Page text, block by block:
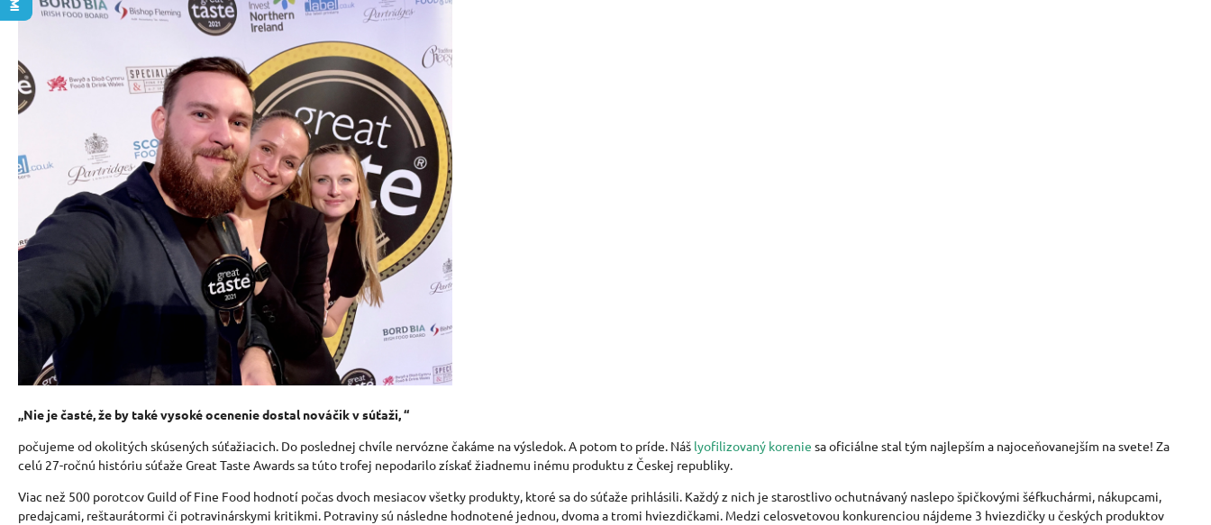
„Nie je časté, že by také vysoké ocenenie dostal nováčik v súťaži,“
počujeme od okolitých skúsených súťažiacich. Do poslednej chvíle nervózne čakáme na výsledok. A potom to príde. Náš lyofilizovaný korenie sa oficiálne stal tým najlepším a najoceňovanejším na svete! Za
celú 27-ročnú históriu súťaže Great Taste Awards sa túto trofej nepodarilo získať žiadnemu inému produktu z Českej republiky.
Viac než 500 porotcov Guild of Fine Food hodnotí počas dvoch mesiacov všetky produkty, ktoré sa do súťaže prihlásili. Každý z nich je starostlivo ochutnávaný naslepo špičkovými šéfkuchármi, nákupcami,
predajcami, reštaurátormi či potravinárskymi kritikmi. Potraviny sú následne hodnotené jednou, dvoma a tromi hviezdičkami. Medzi celosvetovou konkurenciou nájdeme 3 hviezdičky u českých produktov